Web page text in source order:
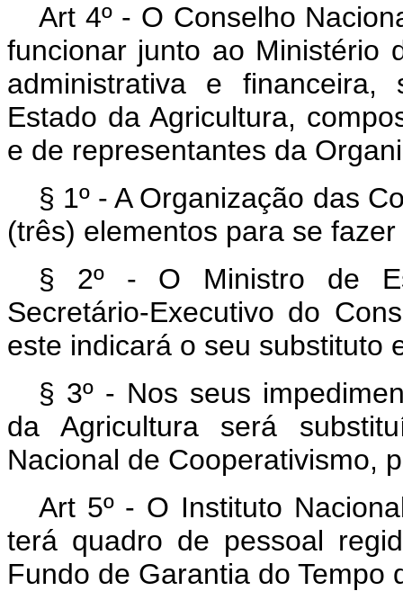
Art 4º - O Conselho
funcionar junto ao Ministério
administrativa e
Estado da Agricultura,
e de representantes da
§ 1º - A Organização das
(três) elementos para se
§ 2º - O Ministro de
Secretário-Executivo do
este indicará o seu substituto
§ 3º - Nos seus
da Agricultura será
Nacional de Cooperativismo,
Art 5º - O Instituto
terá quadro de pessoal
Fundo de Garantia do Tempo